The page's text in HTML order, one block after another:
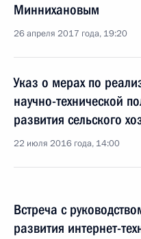
Миннихановым
26 апреля 2017 года, 19:20
Указ о мерах по
научно-технической
развития сельского
22 июля 2016 года, 14:00
Встреча с
развития интернет-